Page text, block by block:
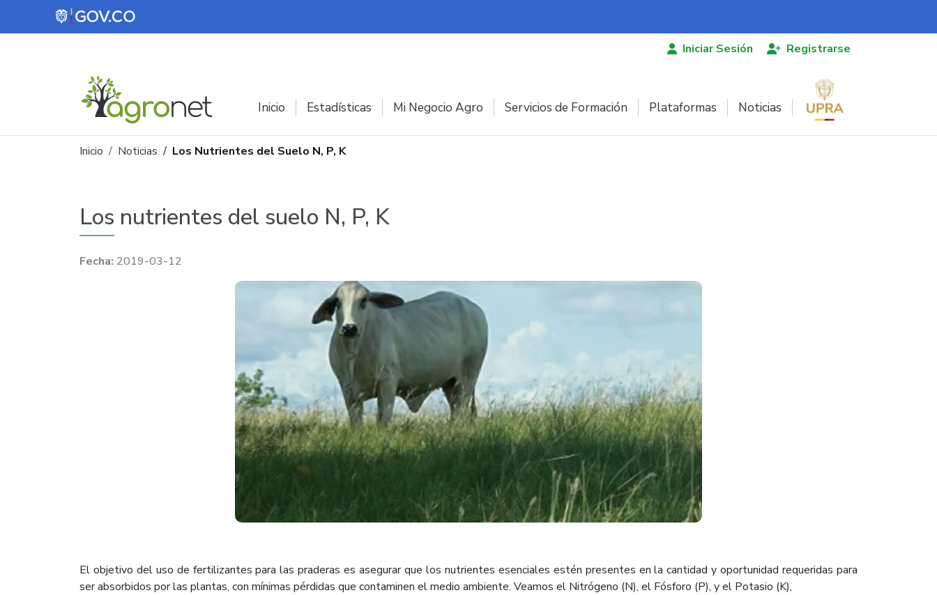
Pasar al contenido principal
Iniciar Sesión Registrarse
Inicio Estadísticas Mi Negocio Agro Servicios de Formación Plataformas Noticias
Ruta de navegación
Inicio Noticias Los Nutrientes del Suelo N, P, K
Los nutrientes del suelo N, P, K
2019-03-12
El objetivo del uso de fertilizantes para las praderas es asegurar que los nutrientes esenciales estén presentes en la cantidad y oportunidad requeridas para
ser absorbidos por las plantas, con mínimas pérdidas que contaminen el medio ambiente. Veamos el Nitrógeno (N), el Fósforo (P), y el Potasio (K),